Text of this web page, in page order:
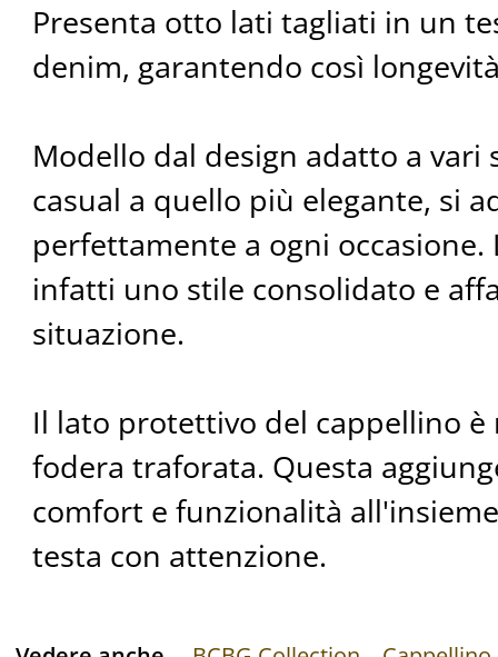
Presenta otto lati tagliati in un
denim, garantendo così
Modello dal design adatto a vari
casual a quello più elegante, si
perfettamente a ogni occasione.
infatti uno stile consolidato e
situazione.
Il lato protettivo del cappellino
fodera traforata. Questa
comfort e funzionalità
testa con attenzione.